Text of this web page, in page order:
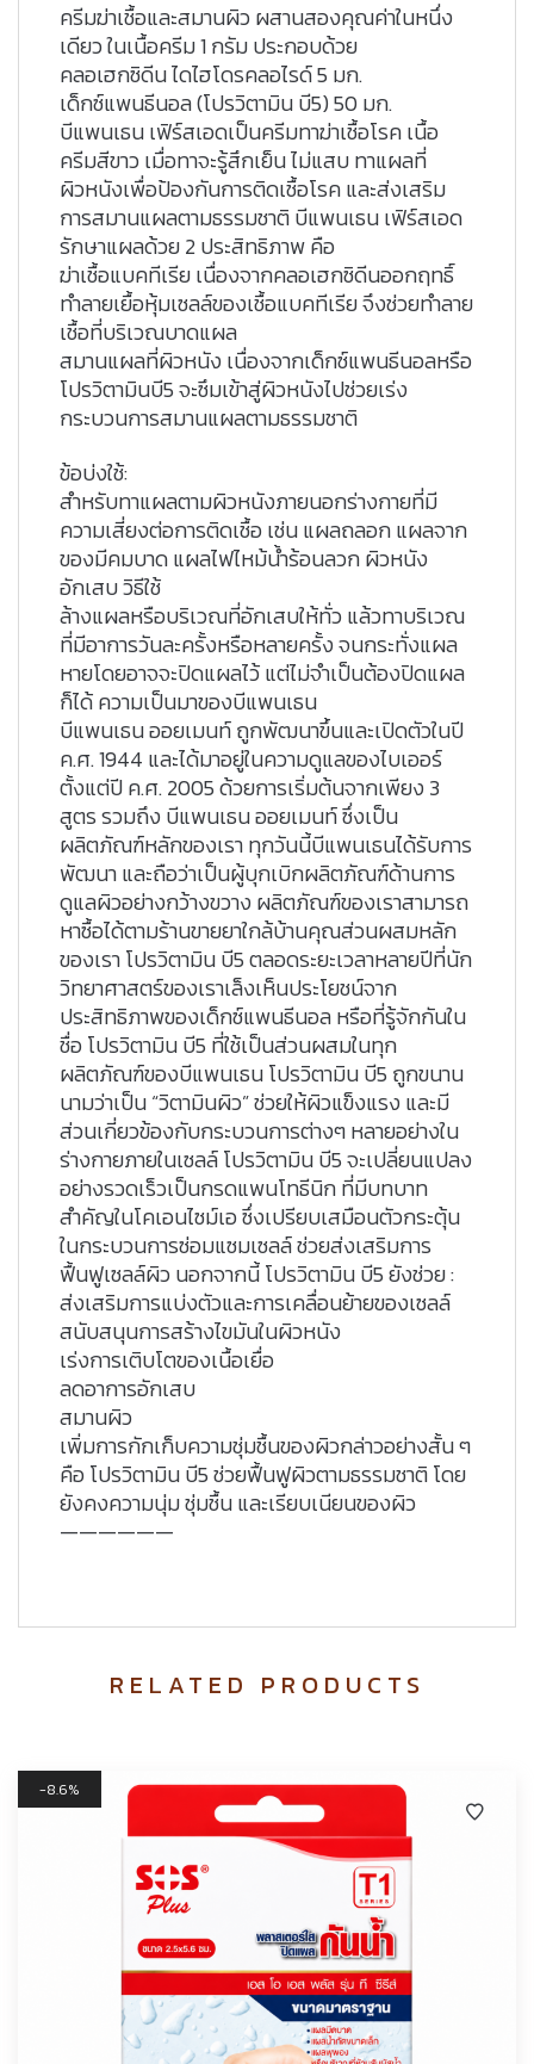
ครีมฆ่าเชื้อและสมานผิว ผสานสองคุณค่าในหนึ่ง
เดียว ในเนื้อครีม 1 กรัม ประกอบด้วย
คลอเฮกซิดีน ไดไฮโดรคลอไรด์ 5 มก.
เด็กซ์แพนธีนอล (โปรวิตามิน บี5) 50 มก.
บีแพนเธน เฟิร์สเอดเป็นครีมทาฆ่าเชื้อโรค เนื้อ
ครีมสีขาว เมื่อทาจะรู้สึกเย็น ไม่แสบ ทาแผลที่
ผิวหนังเพื่อป้องกันการติดเชื้อโรค และส่งเสริม
การสมานแผลตามธรรมชาติ บีแพนเธน เฟิร์สเอด
รักษาแผลด้วย 2 ประสิทธิภาพ คือ
ฆ่าเชื้อแบคทีเรีย เนื่องจากคลอเฮกซิดีนออกฤทธิ์
ทำลายเยื้อหุ้มเซลล์ของเชื้อแบคทีเรีย จึงช่วยทำลาย
เชื้อที่บริเวณบาดแผล
สมานแผลที่ผิวหนัง เนื่องจากเด็กซ์แพนธีนอลหรือ
โปรวิตามินบี5 จะซึมเข้าสู่ผิวหนังไปช่วยเร่ง
กระบวนการสมานแผลตามธรรมชาติ
ข้อบ่งใช้:
สำหรับทาแผลตามผิวหนังภายนอกร่างกายที่มี
ความเสี่ยงต่อการติดเชื้อ เช่น แผลถลอก แผลจาก
ของมีคมบาด แผลไฟไหม้น้ำร้อนลวก ผิวหนัง
อักเสบ วิธีใช้
ล้างแผลหรือบริเวณที่อักเสบให้ทั่ว แล้วทาบริเวณ
ที่มีอาการวันละครั้งหรือหลายครั้ง จนกระทั่งแผล
หายโดยอาจจะปิดแผลไว้ แต่ไม่จำเป็นต้องปิดแผล
ก็ได้ ความเป็นมาของบีแพนเธน
บีแพนเธน ออยเมนท์ ถูกพัฒนาขึ้นและเปิดตัวในปี
ค.ศ. 1944 และได้มาอยู่ในความดูแลของไบเออร์
ตั้งแต่ปี ค.ศ. 2005 ด้วยการเริ่มต้นจากเพียง 3
สูตร รวมถึง บีแพนเธน ออยเมนท์ ซึ่งเป็น
ผลิตภัณฑ์หลักของเรา ทุกวันนี้บีแพนเธนได้รับการ
พัฒนา และถือว่าเป็นผู้บุกเบิกผลิตภัณฑ์ด้านการ
ดูแลผิวอย่างกว้างขวาง ผลิตภัณฑ์ของเราสามารถ
หาซื้อได้ตามร้านขายยาใกล้บ้านคุณส่วนผสมหลัก
ของเรา โปรวิตามิน บี5 ตลอดระยะเวลาหลายปีที่นัก
วิทยาศาสตร์ของเราเล็งเห็นประโยชน์จาก
ประสิทธิภาพของเด็กซ์แพนธีนอล หรือที่รู้จักกันใน
ชื่อ โปรวิตามิน บี5 ที่ใช้เป็นส่วนผสมในทุก
ผลิตภัณฑ์ของบีแพนเธน โปรวิตามิน บี5 ถูกขนาน
นามว่าเป็น “วิตามินผิว” ช่วยให้ผิวแข็งแรง และมี
ส่วนเกี่ยวข้องกับกระบวนการต่างๆ หลายอย่างใน
ร่างกายภายในเซลล์ โปรวิตามิน บี5 จะเปลี่ยนแปลง
อย่างรวดเร็วเป็นกรดแพนโทธีนิก ที่มีบทบาท
สำคัญในโคเอนไซม์เอ ซึ่งเปรียบเสมือนตัวกระตุ้น
ในกระบวนการซ่อมแซมเซลล์ ช่วยส่งเสริมการ
ฟื้นฟูเซลล์ผิว นอกจากนี้ โปรวิตามิน บี5 ยังช่วย :
ส่งเสริมการแบ่งตัวและการเคลื่อนย้ายของเซลล์
สนับสนุนการสร้างไขมันในผิวหนัง
เร่งการเติบโตของเนื้อเยื่อ
ลดอาการอักเสบ
สมานผิว
เพิ่มการกักเก็บความชุ่มชื้นของผิวกล่าวอย่างสั้น ๆ
คือ โปรวิตามิน บี5 ช่วยฟื้นฟูผิวตามธรรมชาติ โดย
ยังคงความนุ่ม ชุ่มชื้น และเรียบเนียนของผิว
——————
RELATED PRODUCTS
8.6%